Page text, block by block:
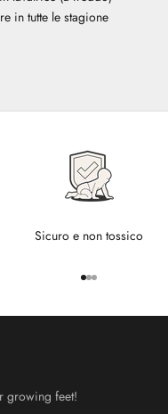
in tutte le stagione
Sicuro e non tossico
Vai all'articolo 1
Vai all'articolo 2
Vai all'articolo 3
growing feet!